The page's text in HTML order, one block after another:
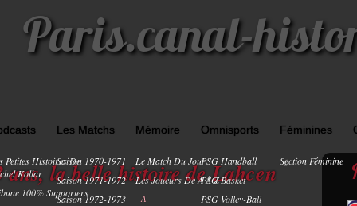
Paris.canal-
Petites Histoires De
Kollar
100% Supporters
Les Matchs
Saison 1970-1971
Saison 1971-1972
Saison 1972-1973
Mémoire
Le Match Du Jour
Les Joueurs De A À Z
A
Omnisports
PSG Handball
PSG Basket
PSG Volley-Ball
Féminines
Section Féminine
0
la belle histoire de Lahcen